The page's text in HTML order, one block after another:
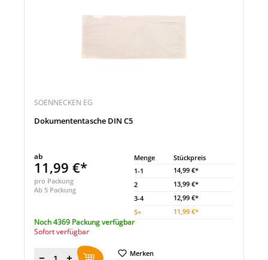
SOENNECKEN EG
Dokumententasche DIN C5
ab
11,99 €*
pro Packung
Ab 5 Packung
Menge
Stückpreis
1-1
14,99 €*
2
13,99 €*
3-4
12,99 €*
5+ 11,99 €*
Noch 4369 Packung verfügbar
Sofort verfügbar
Merken